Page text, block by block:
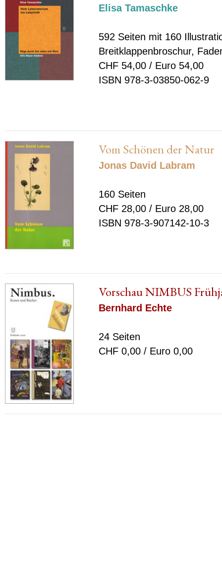
Elisa Tamaschke
592 Seiten mit 160
Breitklappenbroschur,
CHF 54,00 / Euro 54,00
ISBN 978-3-03850-062-9
Vom Schönen der Natur
Jonas David Labram
160 Seiten
CHF 28,00 / Euro 28,00
ISBN 978-3-907142-10-3
Vorschau NIMBUS
Bernhard Echte
24 Seiten
CHF 0,00 / Euro 0,00